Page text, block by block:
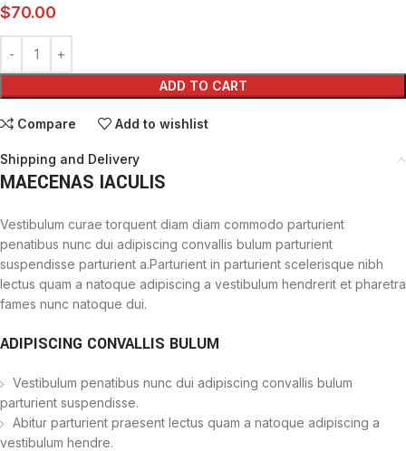
$70.00
ADD TO CART
Compare Add to wishlist
Shipping and Delivery
MAECENAS IACULIS
Vestibulum curae torquent diam diam commodo parturient
penatibus nunc dui adipiscing convallis bulum parturient
suspendisse parturient a.Parturient in parturient scelerisque nibh
lectus quam a natoque adipiscing a vestibulum hendrerit et pharetra
fames nunc natoque dui.
ADIPISCING CONVALLIS BULUM
Vestibulum penatibus nunc dui adipiscing convallis bulum
parturient suspendisse.
Abitur parturient praesent lectus quam a natoque adipiscing a
vestibulum hendre.